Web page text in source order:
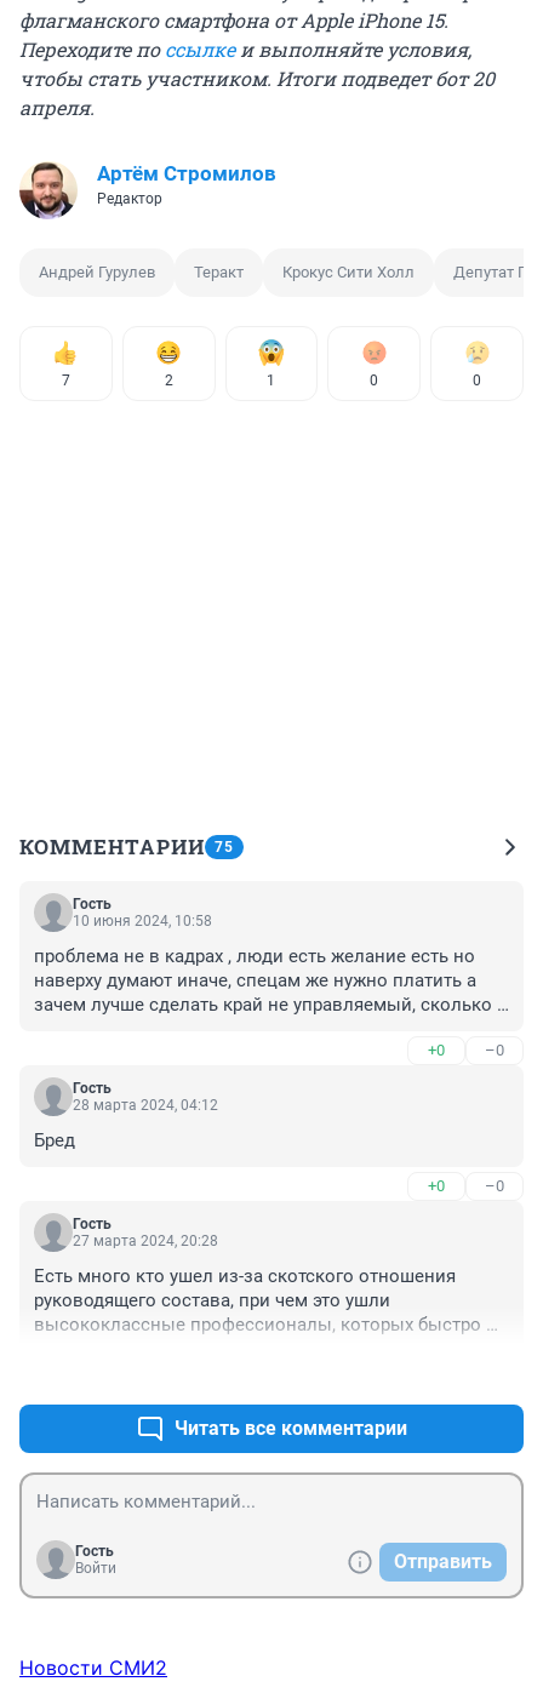
флагманского смартфона от Apple iPhone 15.
Переходите поссылкеи выполняйте условия,
чтобы стать участником. Итоги подведет бот 20
апреля.
Артём Стромилов
Редактор
Андрей Гурулев Теракт Крокус Сити Холл Депутат
7 2 1 0 0
КОММЕНТАРИИ 75
Гость
10 июня 2024, 10:58
проблема не в кадрах , люди есть желание есть но
наверху думают иначе, спецам же нужно платить а
зачем лучше сделать край не управляемый, сколько
+0 –0
Гость
28 марта 2024, 04:12
Бред
+0 –0
Гость
27 марта 2024, 20:28
Есть много кто ушел из-за скотского отношения
руководящего состава, при чем это ушли
высококлассные профессионалы, которых быстро
подход к привлечению к службе "бывших"?
Читать все комментарии
Гость
Войти
Отправить
Новости СМИ2